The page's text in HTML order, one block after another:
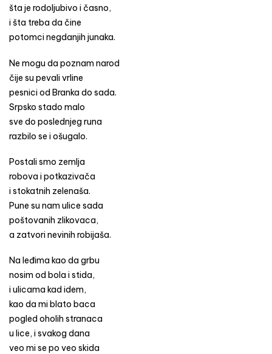
šta je rodoljubivo i časno,
i šta treba da čine
potomci negdanjih junaka.
Ne mogu da poznam narod
čije su pevali vrline
pesnici od Branka do sada.
Srpsko stado malo
sve do poslednjeg runa
razbilo se i ošugalo.
Postali smo zemlja
robova i potkazivača
i stokatnih zelenaša.
Pune su nam ulice sada
poštovanih zlikovaca,
a zatvori nevinih robijaša.
Na leđima kao da grbu
nosim od bola i stida,
i ulicama kad idem,
kao da mi blato baca
pogled oholih stranaca
u lice, i svakog dana
veo mi se po veo skida